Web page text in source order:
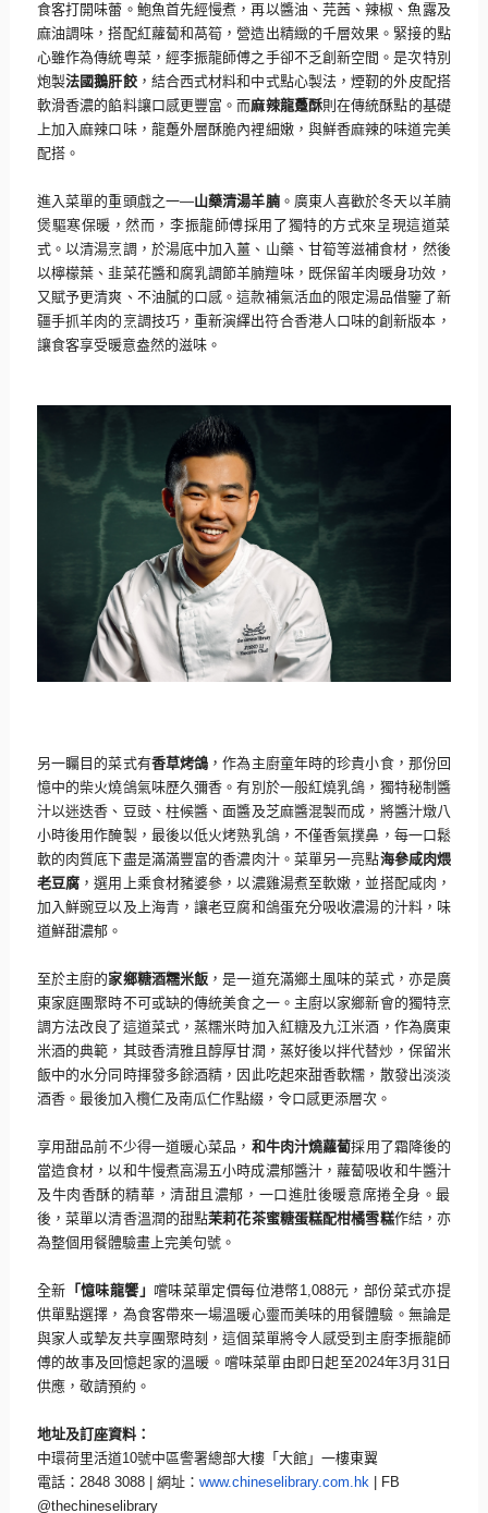
食客打開味蕾。鮑魚首先經慢煮，再以醬油、芫茜、辣椒、魚露及
麻油調味，搭配紅蘿蔔和萵筍，營造出精緻的千層效果。 緊接的點
心雖作為傳統粵菜，經李振龍師傅之手卻不乏創新空間。是次特別
炮製法國鵝肝餃，結合西式材料和中式點心製法，煙靭的外皮配搭
軟滑香濃的餡料讓口感更豐富。而麻辣龍躉酥則在傳統酥點的基礎
上加入麻辣口味，龍躉外層酥脆內裡細嫩， 與鮮香麻辣的味道完美
配搭。
進入菜單的重頭戲之一—山藥清湯羊腩。 廣東人喜歡於冬天以羊腩
煲驅寒保暖，然而，李振龍師傅採用了獨特的方式來呈現這道菜
式。以清湯烹調， 於湯底中加入薑、山藥、甘筍等滋補食材，然後
以檸檬葉、 韭菜花醬和腐乳調節羊腩羶味，既保留羊肉暖身功效，
又賦予更清爽、不油膩的口感。這款補氣活血的限定湯品借鑒了新
疆手抓羊肉的烹調技巧， 重新演繹出符合香港人口味的創新版本，
讓食客享受暖意盎然的滋味。
另一矚目的菜式有香草烤鴿 ，作為主廚童年時的珍貴小食， 那份回
憶中的柴火燒鴿氣味歷久彌香。有別於一般紅燒乳鴿， 獨特秘制醬
汁以迷迭香、豆豉、柱候醬、面醬及芝麻醬混製而成， 將醬汁燉八
小時後用作醃製，最後以低火烤熟乳鴿，不僅香氣撲鼻， 每一口鬆
軟的肉質底下盡是滿滿豐富的香濃肉汁。菜單另一亮點海參咸肉煨
老豆腐 ，選用上乘食材豬婆參，以濃雞湯煮至軟嫩， 並搭配咸肉，
加入鮮豌豆以及上海青，讓老豆腐和鴿蛋充分吸收濃湯的汁料，味
道鮮甜濃郁。
至於主廚的家鄉糖酒糯米飯 ，是一道充滿鄉土風味的菜式， 亦是廣
東家庭團聚時不可或缺的傳統美食之一。 主廚以家鄉新會的獨特烹
調方法改良了這道菜式，蒸糯米時加入紅糖及九江米酒，作為廣東
米酒的典範， 其豉香清雅且醇厚甘潤，蒸好後以拌代替炒， 保留米
飯中的水分同時揮發多餘酒精，因此吃起來甜香軟糯， 散發出淡淡
酒香。最後加入欖仁及南瓜仁作點綴，令口感更添層次。
享用甜品前不少得一道暖心菜品， 和牛肉汁燒蘿蔔採用了霜降後的
當造食材，以和牛慢煮高湯五小時成濃郁醬汁，蘿蔔吸收和牛醬汁
及牛肉香酥的精華，清甜且濃郁， 一口進肚後暖意席捲全身。最
後，菜單以清香溫潤的甜點茉莉花茶蜜糖蛋糕配柑橘雪糕作結，亦
為整個用餐體驗畫上完美句號。
全新 「憶味龍饗」 嚐味菜單定價每位港幣1,088元， 部份菜式亦提
供單點選擇， 為食客帶來一場溫暖心靈而美味的用餐體驗。 無論是
與家人或摯友共享團聚時刻，這個菜單將令人感受到主廚李振龍師
傅的故事及回憶起家的溫暖。 嚐味菜單由即日起至2024年3月 31 日
供應，敬請預約。
地址及訂座資料：
中環荷里活道10號中區警署總部大樓「大館」一樓東翼
電話： 2848 3088 | 網址： www.chineselibrary.com.hk | FB
@thechineselibrary